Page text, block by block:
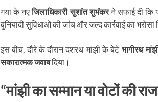
गया के नएजिलाधिकारी सुशांत शुभंकरने सफाई दी कि
बुनियादी सुविधाओं की जांच और जल्द कार्रवाई का भरोसा
इस बीच, दौरे के दौरान दशरथ मांझी के बेटे भागीरथ
सकारात्मक जवाबदिया।
“मांझी का सम्मान या वोटों की